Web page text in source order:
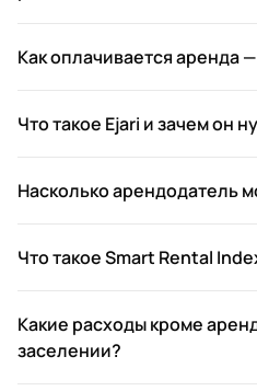
Как оплачивается аренда
Что такое Ejari и зачем он
Насколько арендодатель
Что такое Smart Rental
Какие расходы кроме
заселении?